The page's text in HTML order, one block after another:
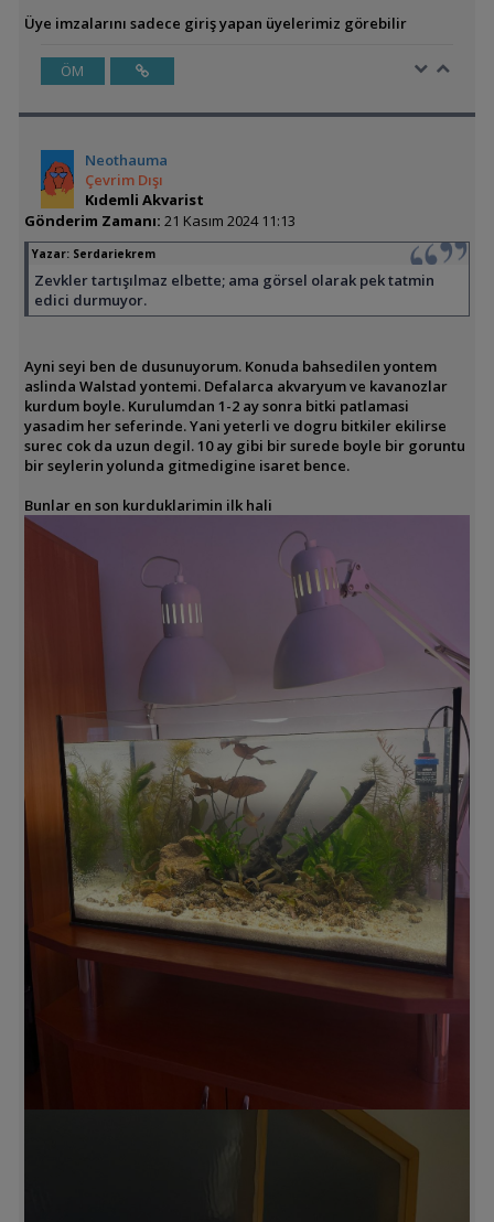
Üye imzalarını sadece giriş yapan üyelerimiz görebilir
ÖM
Neothauma
Çevrim Dışı
Kıdemli Akvarist
Gönderim Zamanı: 21 Kasım 2024 11:13
Yazar: Serdariekrem
Zevkler tartışılmaz elbette; ama görsel olarak pek tatmin
edici durmuyor.
Ayni seyi ben de dusunuyorum. Konuda bahsedilen yontem
aslinda Walstad yontemi. Defalarca akvaryum ve kavanozlar
kurdum boyle. Kurulumdan 1-2 ay sonra bitki patlamasi
yasadim her seferinde. Yani yeterli ve dogru bitkiler ekilirse
surec cok da uzun degil. 10 ay gibi bir surede boyle bir goruntu
bir seylerin yolunda gitmedigine isaret bence.
Bunlar en son kurduklarimin ilk hali